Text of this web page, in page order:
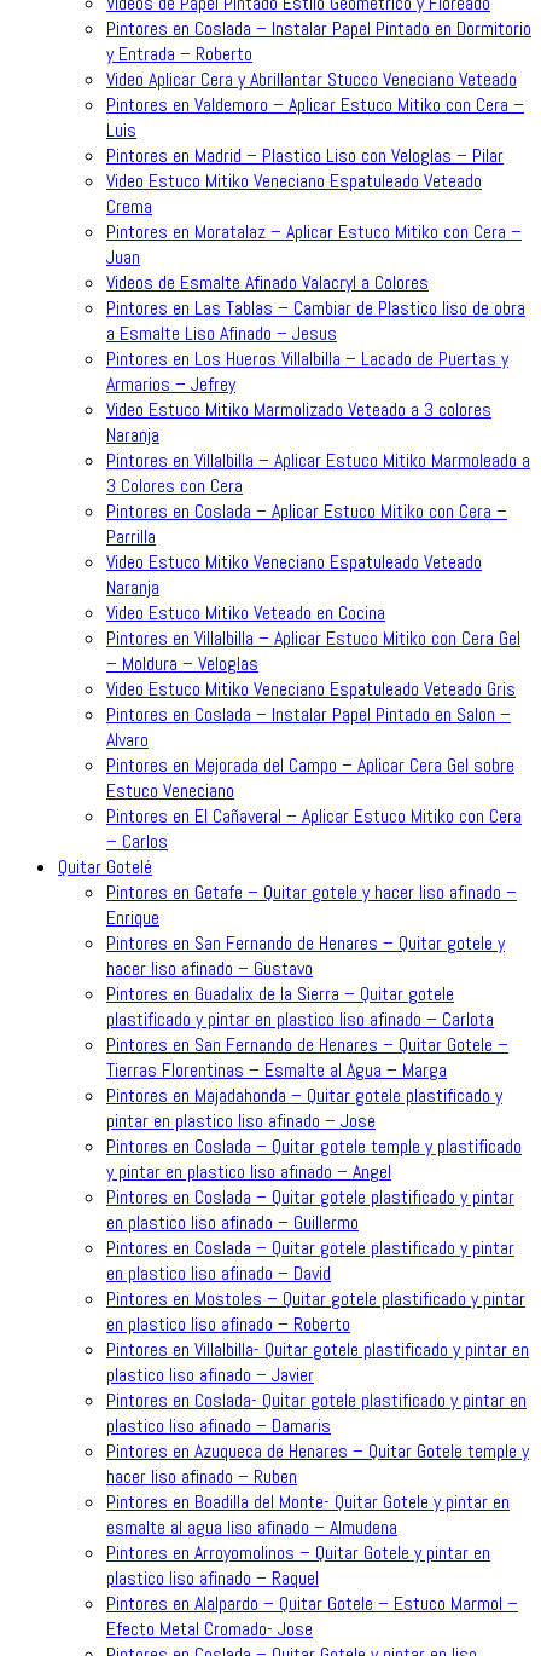
Pintores en Coslada – Instalar Papel Pintado en Dormitorio
y Entrada – Roberto
Video Aplicar Cera y Abrillantar Stucco Veneciano Veteado
Pintores en Valdemoro – Aplicar Estuco Mitiko con Cera –
Luis
Pintores en Madrid – Plastico Liso con Veloglas – Pilar
Video Estuco Mitiko Veneciano Espatuleado Veteado
Crema
Pintores en Moratalaz – Aplicar Estuco Mitiko con Cera –
Juan
Videos de Esmalte Afinado Valacryl a Colores
Pintores en Las Tablas – Cambiar de Plastico liso de obra
a Esmalte Liso Afinado – Jesus
Pintores en Los Hueros Villalbilla – Lacado de Puertas y
Armarios – Jefrey
Video Estuco Mitiko Marmolizado Veteado a 3 colores
Naranja
Pintores en Villalbilla – Aplicar Estuco Mitiko Marmoleado a
3 Colores con Cera
Pintores en Coslada – Aplicar Estuco Mitiko con Cera –
Parrilla
Video Estuco Mitiko Veneciano Espatuleado Veteado
Naranja
Video Estuco Mitiko Veteado en Cocina
Pintores en Villalbilla – Aplicar Estuco Mitiko con Cera Gel
– Moldura – Veloglas
Video Estuco Mitiko Veneciano Espatuleado Veteado Gris
Pintores en Coslada – Instalar Papel Pintado en Salon –
Alvaro
Pintores en Mejorada del Campo – Aplicar Cera Gel sobre
Estuco Veneciano
Pintores en El Cañaveral – Aplicar Estuco Mitiko con Cera
– Carlos
Quitar Gotelé
Pintores en Getafe – Quitar gotele y hacer liso afinado –
Enrique
Pintores en San Fernando de Henares – Quitar gotele y
hacer liso afinado – Gustavo
Pintores en Guadalix de la Sierra – Quitar gotele
plastificado y pintar en plastico liso afinado – Carlota
Pintores en San Fernando de Henares – Quitar Gotele –
Tierras Florentinas – Esmalte al Agua – Marga
Pintores en Majadahonda – Quitar gotele plastificado y
pintar en plastico liso afinado – Jose
Pintores en Coslada – Quitar gotele temple y plastificado
y pintar en plastico liso afinado – Angel
Pintores en Coslada – Quitar gotele plastificado y pintar
en plastico liso afinado – Guillermo
Pintores en Coslada – Quitar gotele plastificado y pintar
en plastico liso afinado – David
Pintores en Mostoles – Quitar gotele plastificado y pintar
en plastico liso afinado – Roberto
Pintores en Villalbilla- Quitar gotele plastificado y pintar en
plastico liso afinado – Javier
Pintores en Coslada- Quitar gotele plastificado y pintar en
plastico liso afinado – Damaris
Pintores en Azuqueca de Henares – Quitar Gotele temple y
hacer liso afinado – Ruben
Pintores en Boadilla del Monte- Quitar Gotele y pintar en
esmalte al agua liso afinado – Almudena
Pintores en Arroyomolinos – Quitar Gotele y pintar en
plastico liso afinado – Raquel
Pintores en Alalpardo – Quitar Gotele – Estuco Marmol –
Efecto Metal Cromado- Jose